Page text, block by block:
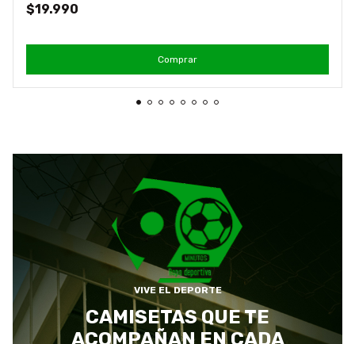
$19.990
Comprar
VIVE EL DEPORTE
CAMISETAS QUE TE
ACOMPAÑAN EN CADA